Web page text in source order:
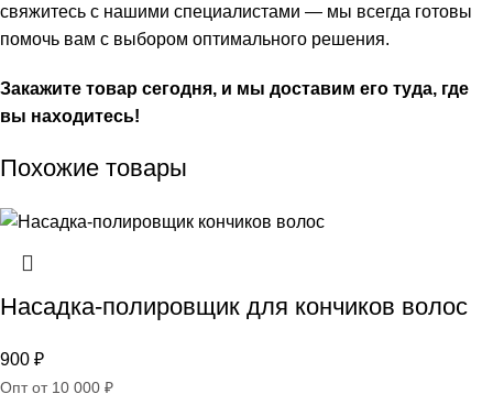
свяжитесь с нашими специалистами — мы всегда готовы
помочь вам с выбором оптимального решения.
Закажите товар сегодня, и мы доставим его туда, где
вы находитесь!
Похожие товары
Насадка-полировщик для кончиков волос
900 ₽
Опт от 10 000 ₽